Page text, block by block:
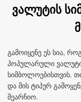
ვალუტის
გამოიყენე ეს სია,
პოპულარული
სიმბოლოებისთვის.
და მის ტიპურ
შეარჩიო.